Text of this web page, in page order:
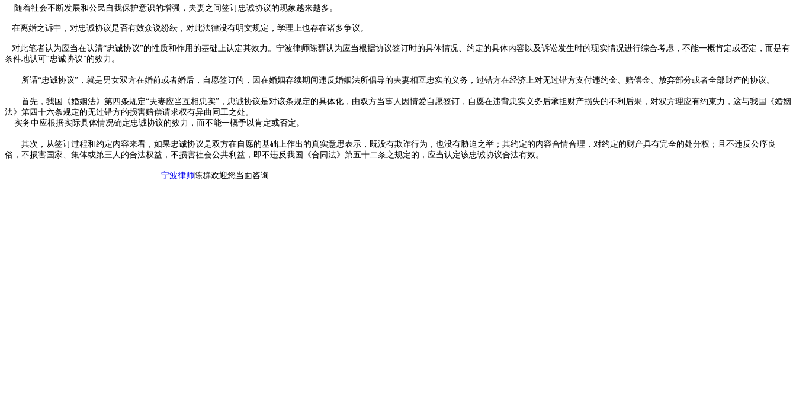
随着社会不断发展和公民自我保护意识的增强，夫妻之间签订忠诚协议的现象越来越多。
在离婚之诉中，对忠诚协议是否有效众说纷纭，对此法律没有明文规定，学理上也存在诸多争议。
对此笔者认为应当在认清“忠诚协议”的性质和作用的基础上认定其效力。宁波律师陈群认为应当根据协议签订时的具体情况、约定的具体内容以及诉讼发生时的现实情况进行综合考虑，不能一概肯定或否定，而是有
条件地认可“忠诚协议”的效力。
所谓“忠诚协议”，就是男女双方在婚前或者婚后，自愿签订的，因在婚姻存续期间违反婚姻法所倡导的夫妻相互忠实的义务，过错方在经济上对无过错方支付违约金、赔偿金、放弃部分或者全部财产的协议。
首先，我国《婚姻法》第四条规定“夫妻应当互相忠实”，忠诚协议是对该条规定的具体化，由双方当事人因情爱自愿签订，自愿在违背忠实义务后承担财产损失的不利后果，对双方理应有约束力，这与我国《婚姻
法》第四十六条规定的无过错方的损害赔偿请求权有异曲同工之处。
实务中应根据实际具体情况确定忠诚协议的效力，而不能一概予以肯定或否定。
其次，从签订过程和约定内容来看，如果忠诚协议是双方在自愿的基础上作出的真实意思表示，既没有欺诈行为，也没有胁迫之举；其约定的内容合情合理，对约定的财产具有完全的处分权；且不违反公序良
俗，不损害国家、集体或第三人的合法权益，不损害社会公共利益，即不违反我国《合同法》第五十二条之规定的，应当认定该忠诚协议合法有效。
宁波律师陈群欢迎您当面咨询